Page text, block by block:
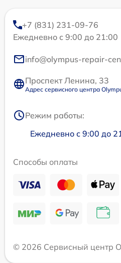
+7 (831) 231-09-76
Ежедневно с 9:00 до 21:00
info@olympus-repair-
Проспект Ленина, 33
Адрес сервисного центра
Режим работы:
Ежедневно с 9:00 до
Способы оплаты
© 2026 Сервисный центр